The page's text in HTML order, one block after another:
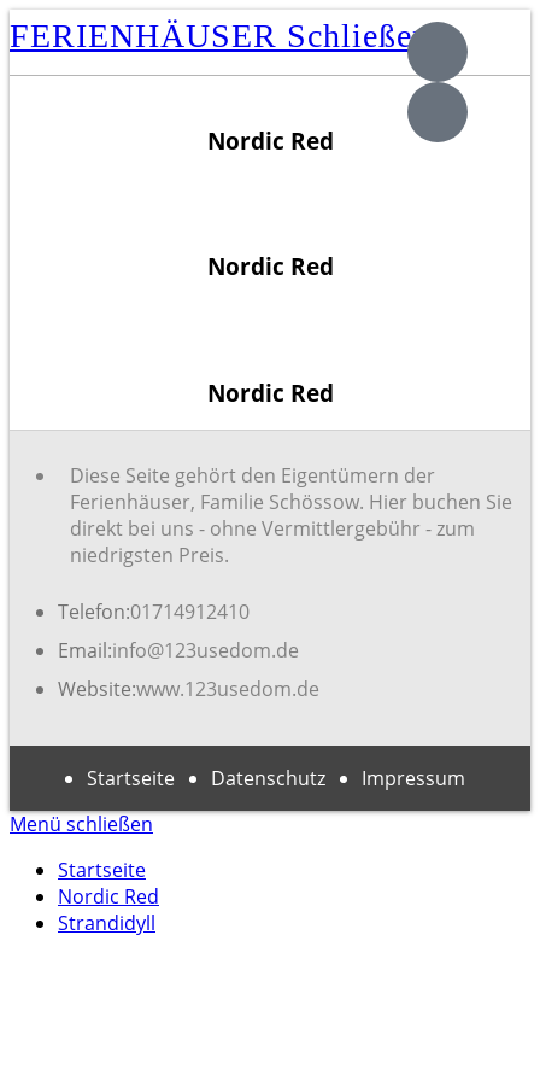
FERIENHÄUSER Schließen
Nordic Red
Nordic Red
Nordic Red
Diese Seite gehört den Eigentümern der
Ferienhäuser‚ Familie Schössow. Hier buchen Sie
direkt bei uns - ohne Vermittlergebühr - zum
niedrigsten Preis.
Telefon:01714912410
Email:info@123usedom.de
Website:www.123usedom.de
Startseite Datenschutz
Impressum
Menü schließen
Startseite
Nordic Red
Strandidyll